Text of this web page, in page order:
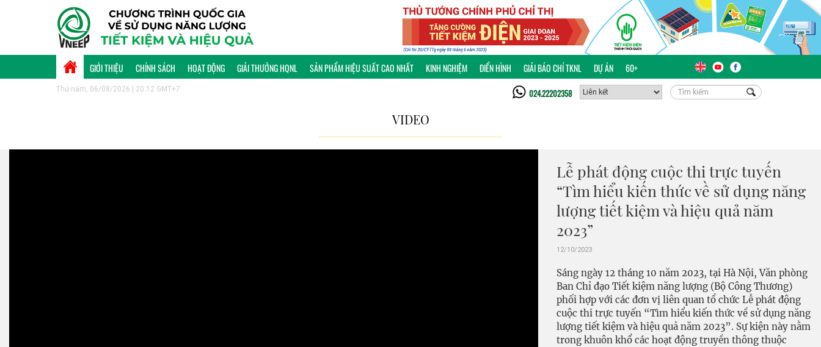
GIỚI THIỆU CHÍNH SÁCH HOẠT ĐỘNG GIẢI THƯỞNG HQNL SẢN PHẨM HIỆU SUẤT CAO NHẤT KINH NGHIỆM ĐIỂN HÌNH GIẢI BÁO CHÍ TKNL DỰ ÁN 60+
Thứ năm, 06/08/2026 | 20:12 GMT+7 024.22202358
VIDEO
Lễ phát động cuộc thi trực tuyến
“Tìm hiểu kiến thức về sử dụng năng
lượng tiết kiệm và hiệu quả năm
2023”
12/10/2023
Sáng ngày 12 tháng 10 năm 2023, tại Hà Nội, Văn phòng
Ban Chỉ đạo Tiết kiệm năng lượng (Bộ Công Thương)
phối hợp với các đơn vị liên quan tổ chức Lễ phát động
cuộc thi trực tuyến “Tìm hiểu kiến thức về sử dụng năng
lượng tiết kiệm và hiệu quả năm 2023”. Sự kiện này nằm
trong khuôn khổ các hoạt động truyền thông thuộc